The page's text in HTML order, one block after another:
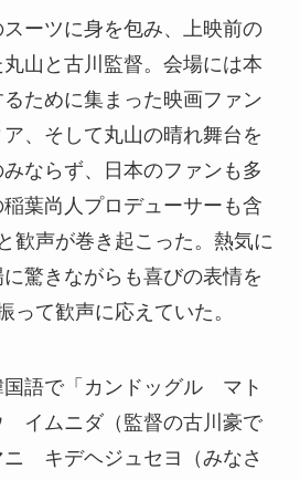
ーツに身を包み、上映前の
山と古川監督。会場には本
ために集まった映画ファン
、そして丸山の晴れ舞台を
ならず、日本のファンも多
葉尚人プロデューサーも含
歓声が巻き起こった。熱気に
驚きながらも喜びの表情を
って歓声に応えていた。
国語で「カンドッグル マト
イムニダ（監督の古川豪で
キデヘジュセヨ（みなさ